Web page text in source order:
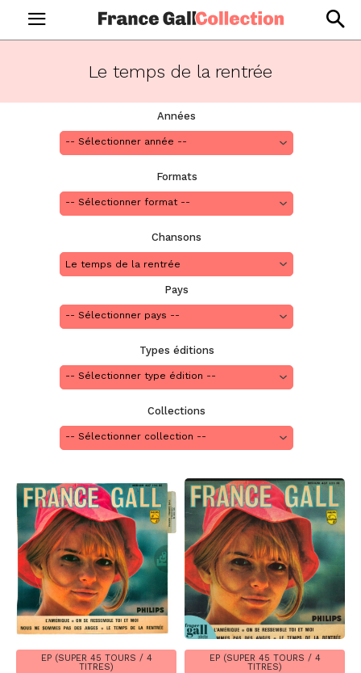
Le temps de la rentrée
Années
Formats
Chansons
Le temps de la rentrée
Pays
Types éditions
Collections
EP (SUPER 45 TOURS / 4
TITRES)
EP (SUPER 45 TOURS / 4
TITRES)